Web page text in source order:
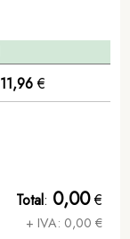
11,96€
Total: 0,00€
+ IVA: 0,00 €